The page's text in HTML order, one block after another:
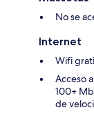
No se
Internet
Wifi
Acceso
100+
de